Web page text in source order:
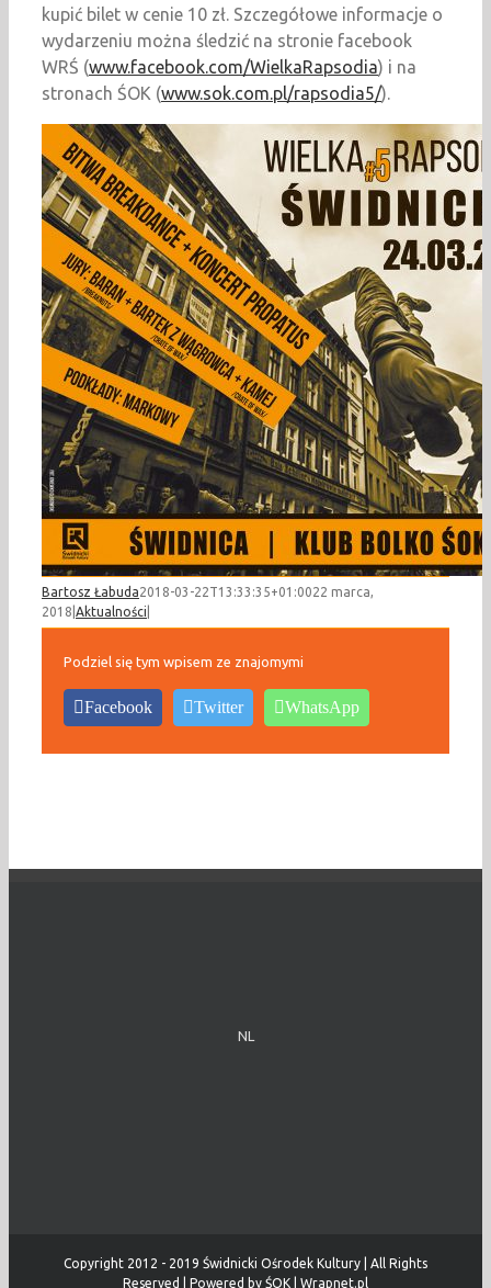
kupić bilet w cenie 10 zł. Szczegółowe informacje o
wydarzeniu można śledzić na stronie facebook
WRŚ (www.facebook.com/WielkaRapsodia) i na
stronach ŚOK (www.sok.com.pl/rapsodia5/).
Bartosz Łabuda2018-03-22T13:33:35+01:0022 marca,
2018 Aktualności
Podziel się tym wpisem ze znajomymi
Facebook Twitter WhatsApp
NL
Copyright 2012 - 2019 Świdnicki Ośrodek Kultury | All Rights
Reserved | Powered by ŚOK Wrapnet.pl